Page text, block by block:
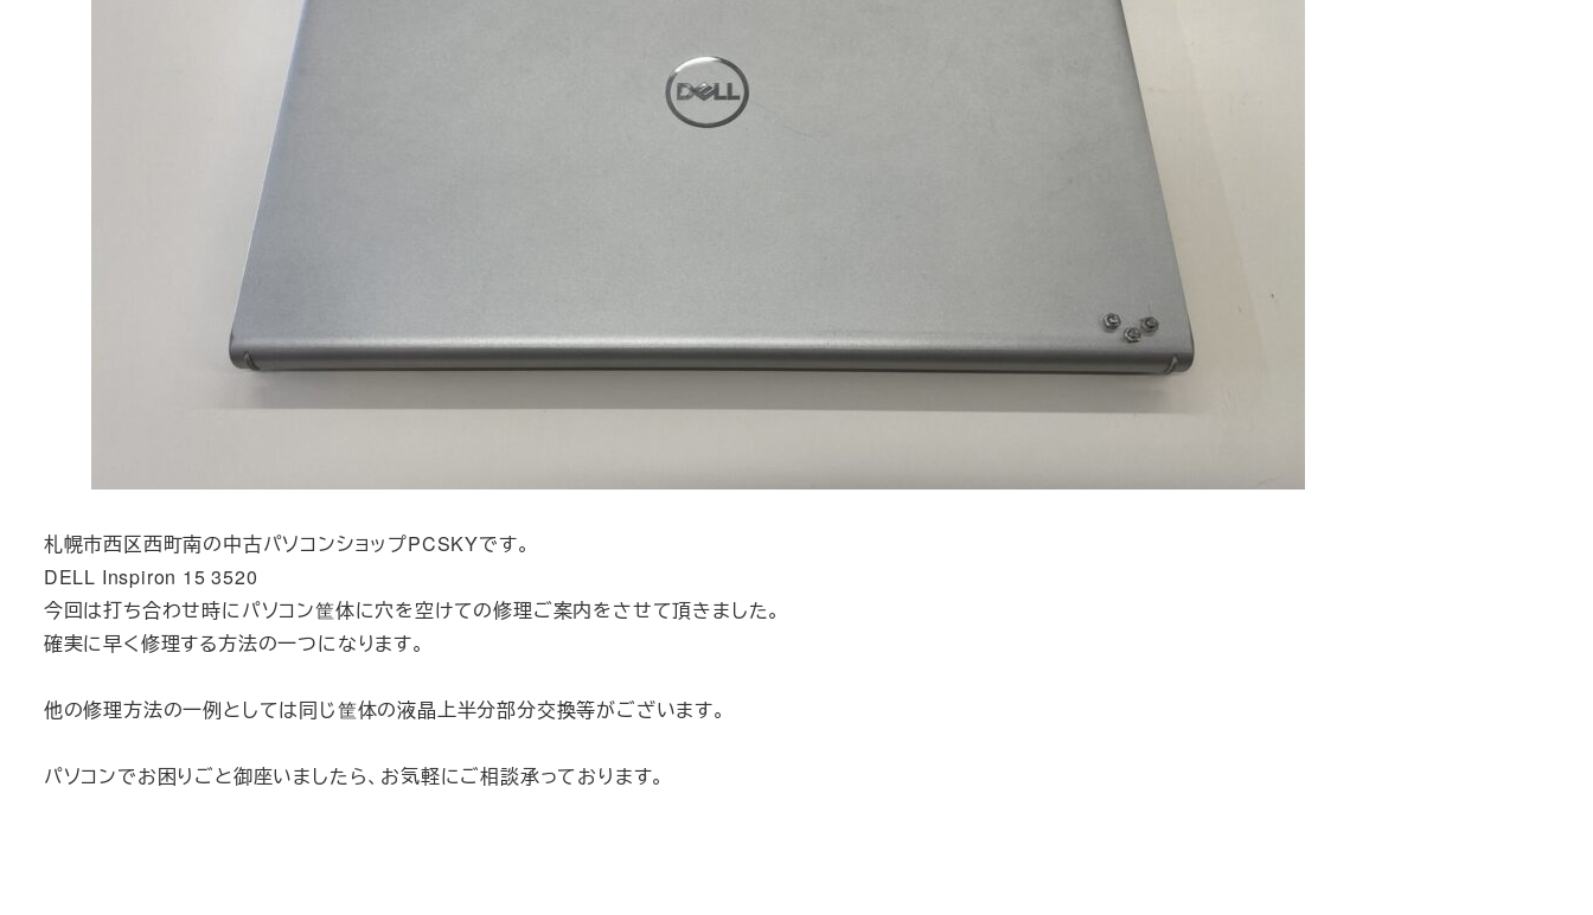
札幌市西区西町南の中古パソコンショップPCSKYです。
DELL Inspiron 15 3520
今回は打ち合わせ時にパソコン筐体に穴を空けての修理ご案内をさせて頂きました。
確実に早く修理する方法の一つになります。
他の修理方法の一例としては同じ筐体の液晶上半分部分交換等がございます。
パソコンでお困りごと御座いましたら、お気軽にご相談承っております。